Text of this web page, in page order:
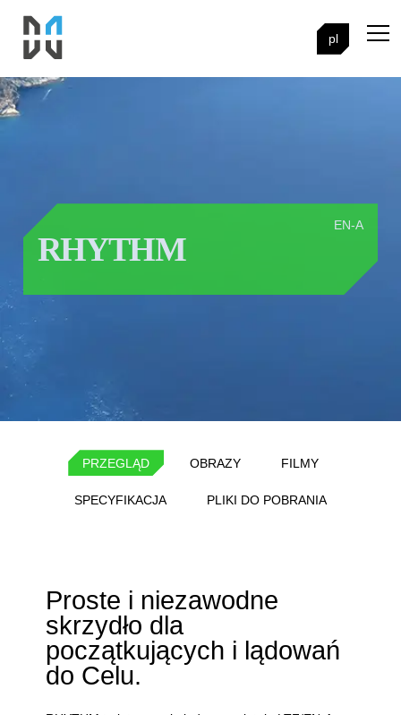
pl
EN-A
RHYTHM
PRZEGLĄD OBRAZY FILMY
SPECYFIKACJA PLIKI DO POBRANIA
Proste i niezawodne
skrzydło dla
początkujących i lądowań
do Celu.